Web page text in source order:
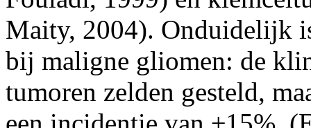
Maity, 2004). Onduidelijk
bij maligne gliomen: de
tumoren zelden gesteld,